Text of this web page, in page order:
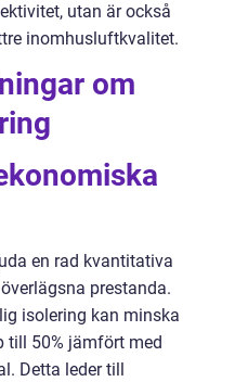
utan är också
inomhusluftkvalitet.
om
en rad kvantitativa
prestanda.
isolering kan minska
till 50% jämfört med
Detta leder till